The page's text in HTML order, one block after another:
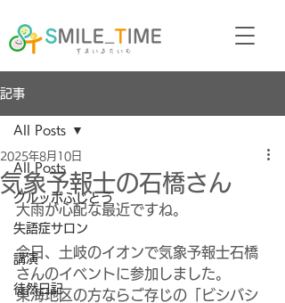
記事
All Posts
グルッポふじとう
失語症サロン
講演
徒然日記
All Posts
気象予報士の石橋さん
2025年8月10日
大雨が心配な最近ですね。
今日、土岐のイオンで気象予報士石橋
さんのイベントに参加しました。
東海地区の方ならご存じの「ビシバシ